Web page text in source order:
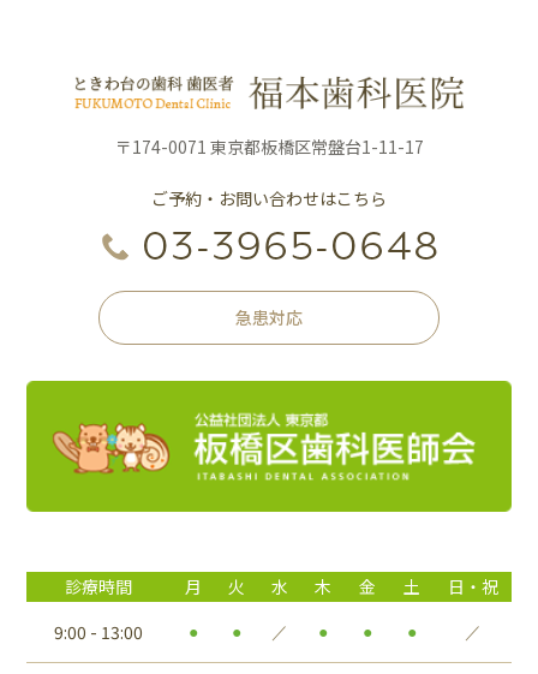
〒174-0071 東京都板橋区常盤台1-11-17
ご予約・お問い合わせはこちら
急患対応
診療時間 月 火 水 木 金 土
日・祝
9:00 - 13:00
● ● ／ ● ● ● ／